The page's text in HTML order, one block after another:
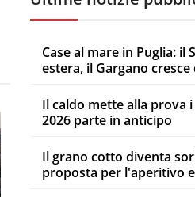
Case al mare in Puglia: il
estera, il Gargano cresce
Il caldo mette alla prova
2026 parte in anticipo
Il grano cotto diventa
proposta per l'aperitivo